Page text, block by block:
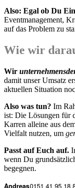
Also: Egal ob Du
Eventmanagement,
auf das Problem zu
Wie wir
Wir
damit unser Umsatz
aktuellen Situation
Also was tun? Im
ist: Die Lösungen für
Karren alleine aus
Vielfalt nutzen, um
Passt auf Euch auf.
wenn Du
begegnen.
Andreas0151 41 95 18